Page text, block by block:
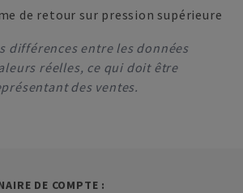
de retour sur pression supérieure
différences entre les données
réelles, ce qui doit être
des ventes.
DE COMPTE :